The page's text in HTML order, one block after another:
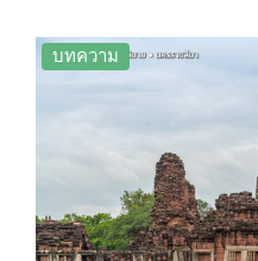
นับร้อยนับพันก้อนอย่างวิจิ
หนึ่งในหกลูกสำคัญของจั
บทความ